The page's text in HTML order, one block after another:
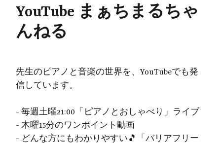
YouTube まぁちまるちゃ
んねる
先生のピアノと音楽の世界を、YouTubeでも発
信しています。
- 毎週土曜21:00「ピアノとおしゃべり」ライブ
- 木曜15分のワンポイント動画
- どんな方にもわかりやすい🎵「バリアフリー